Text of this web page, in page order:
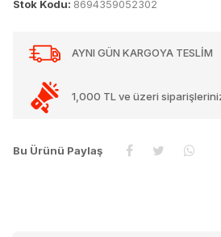
Stok Kodu: 8694359052302
AYNI GÜN KARGOYA TESLİM
1,000 TL ve üzeri
Bu Ürünü Paylaş